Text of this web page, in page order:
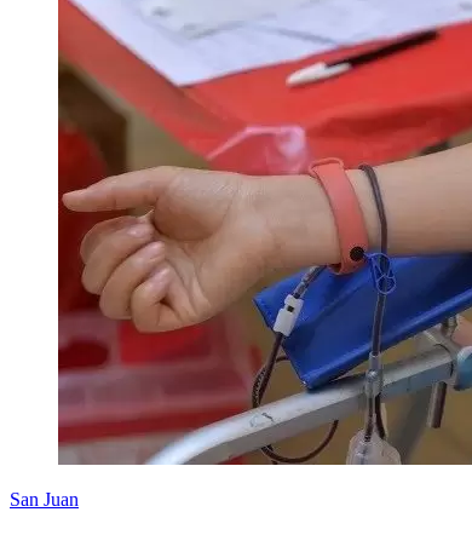
San Juan